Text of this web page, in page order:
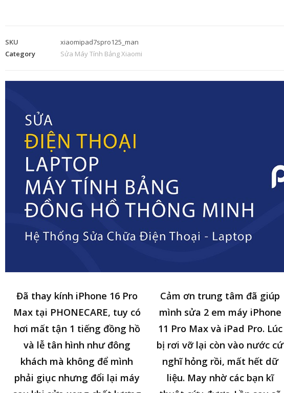
SKU
xiaomipad7spro125_man
Category
Sửa Máy Tính Bảng Xiaomi
Đã thay kính iPhone 16 Pro
Max tại PHONECARE, tuy có
hơi mất tận 1 tiếng đồng hồ
và lễ tân hình như đông
khách mà không để mình
phải giục nhưng đổi lại máy
Cảm ơn trung tâm đã giúp
mình sửa 2 em máy iPhone
11 Pro Max và iPad Pro. Lúc
bị rơi vỡ lại còn vào nước cứ
nghĩ hỏng rồi, mất hết dữ
liệu. May nhờ các bạn kĩ